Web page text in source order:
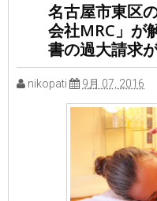
名古屋市東区
会社MRC」
書の過大請求
nikopati 9月 07, 2016